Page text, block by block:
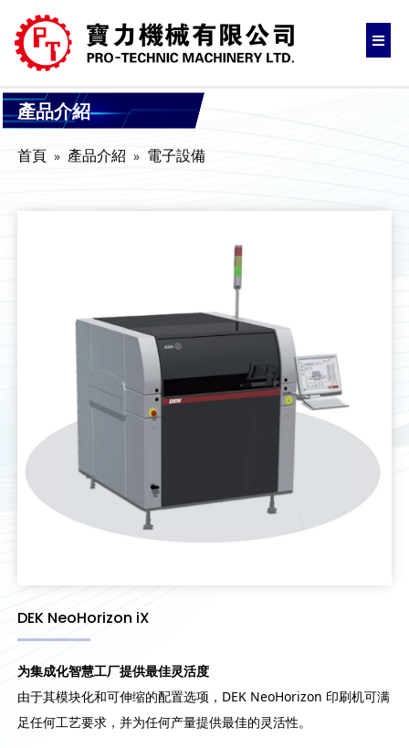
產品介紹
首頁 產品介紹 電子設備
DEK NeoHorizon iX
为集成化智慧工厂提供最佳灵活度
由于其模块化和可伸缩的配置选项，DEK NeoHorizon 印刷机可满
足任何工艺要求，并为任何产量提供最佳的灵活性。